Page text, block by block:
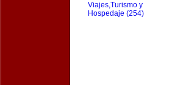
Viajes,Turismo y
Hospedaje (254)